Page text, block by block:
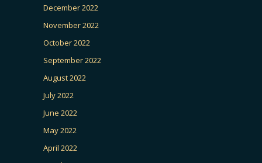
December 2022
November 2022
October 2022
September 2022
August 2022
July 2022
June 2022
May 2022
April 2022